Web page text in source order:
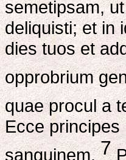
semetipsam,
deliquisti; et in
dies tuos et
opprobrium
quae procul a
Ecce principes
sanguinem.7